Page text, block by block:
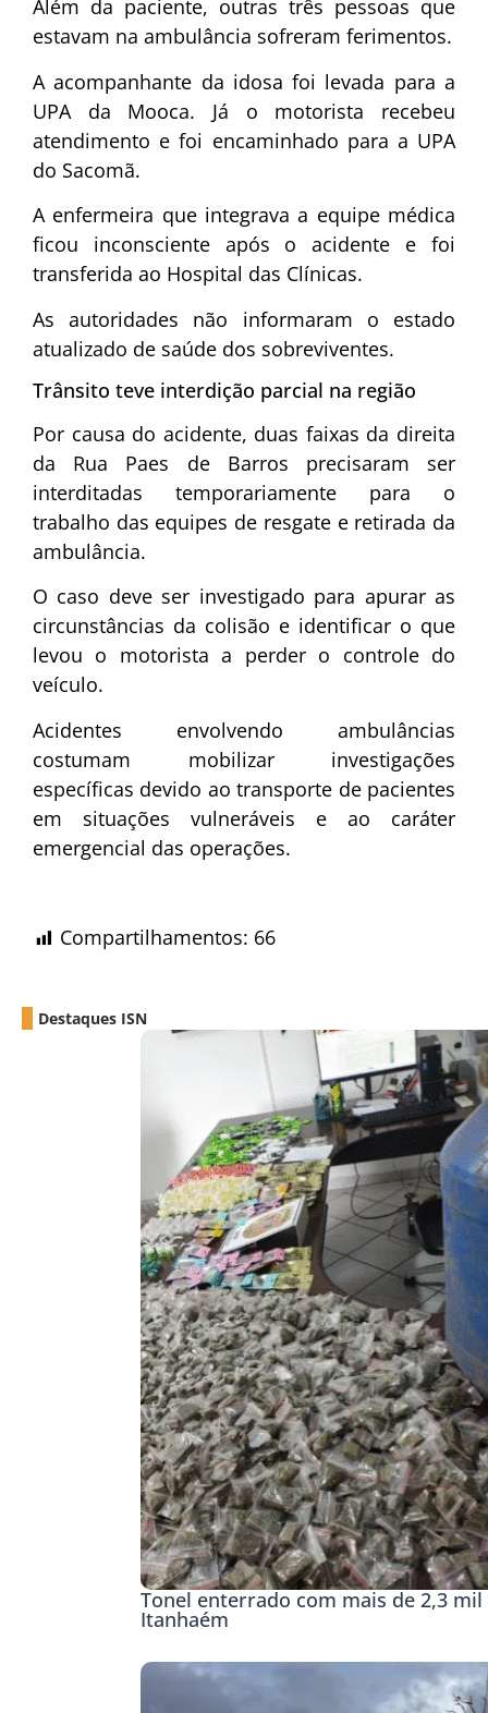
Além da paciente, outras três pessoas que
estavam na ambulância sofreram ferimentos.
A acompanhante da idosa foi levada para a
UPA da Mooca. Já o motorista recebeu
atendimento e foi encaminhado para a UPA
do Sacomã.
A enfermeira que integrava a equipe médica
ficou inconsciente após o acidente e foi
transferida ao Hospital das Clínicas.
As autoridades não informaram o estado
atualizado de saúde dos sobreviventes.
Trânsito teve interdição parcial na região
Por causa do acidente, duas faixas da direita
da Rua Paes de Barros precisaram ser
interditadas temporariamente para o
trabalho das equipes de resgate e retirada da
ambulância.
O caso deve ser investigado para apurar as
circunstâncias da colisão e identificar o que
levou o motorista a perder o controle do
veículo.
Acidentes envolvendo ambulâncias
costumam mobilizar investigações
específicas devido ao transporte de pacientes
em situações vulneráveis e ao caráter
emergencial das operações.
Compartilhamentos: 66
Destaques ISN
Tonel enterrado com mais de 2,3
Itanhaém